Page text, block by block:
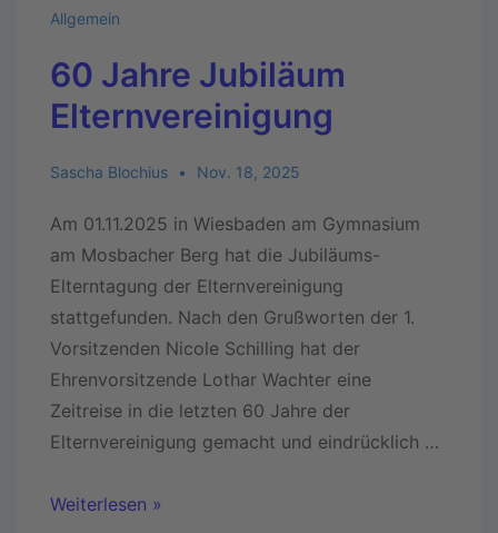
Allgemein
60 Jahre Jubiläum
Elternvereinigung
Sascha Blochius Nov. 18, 2025
Am 01.11.2025 in Wiesbaden am Gymnasium
am Mosbacher Berg hat die Jubiläums-
Elterntagung der Elternvereinigung
stattgefunden. Nach den Grußworten der 1.
Vorsitzenden Nicole Schilling hat der
Ehrenvorsitzende Lothar Wachter eine
Zeitreise in die letzten 60 Jahre der
Elternvereinigung gemacht und eindrücklich …
Weiterlesen »